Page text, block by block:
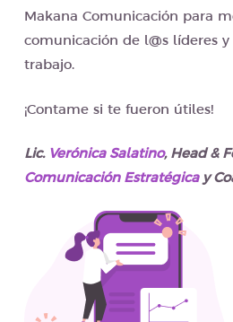
Makana Comunicación para
comunicación de l@s líderes
trabajo.
¡Contame si te fueron útiles!
Lic. Verónica Salatino, Head &
Comunicación Estratégicay